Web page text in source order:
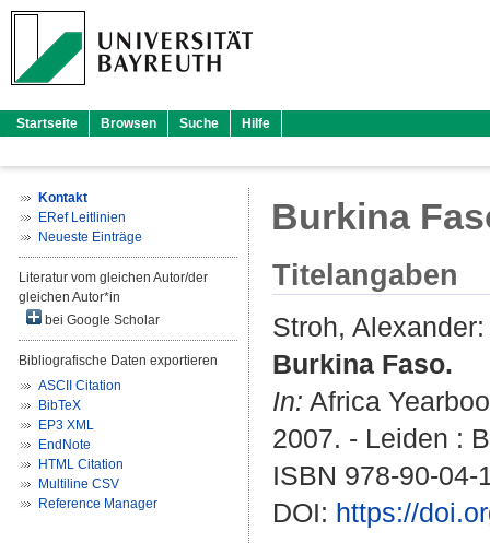
Startseite Browsen Suche Hilfe
Kontakt
ERef Leitlinien
Neueste Einträge
Literatur vom gleichen Autor/der
gleichen Autor*in
bei Google Scholar
Bibliografische Daten exportieren
ASCII Citation
BibTeX
EP3 XML
EndNote
HTML Citation
Multiline CSV
Reference Manager
Burkina
Titelangaben
Stroh, Alexander:
Burkina Faso.
In: Africa
2007. - Leiden :
ISBN 978-90-04-
DOI: https://